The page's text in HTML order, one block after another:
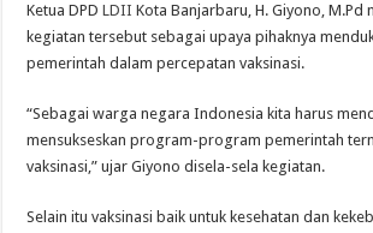
Ketua DPDLDII Kota Banjarbaru, H. Giyono, M.Pd
kegiatan tersebut sebagai upaya pihaknya
pemerintah dalam percepatan vaksinasi.
“Sebagai warga negara Indonesia kita harus
mensukseskan program-program pemerintah
vaksinasi,” ujar Giyono disela-sela kegiatan.
Selain itu vaksinasi baik untuk kesehatan dan